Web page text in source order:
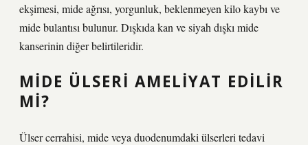
ekşimesi, mide ağrısı, yorgunluk, beklenmeyen kilo kaybı ve
mide bulantısı bulunur. Dışkıda kan ve siyah dışkı mide
kanserinin diğer belirtileridir.
MIDE ÜLSERI AMELIYAT EDILIR
MI?
Ülser cerrahisi, mide veya duodenumdaki ülserleri tedavi